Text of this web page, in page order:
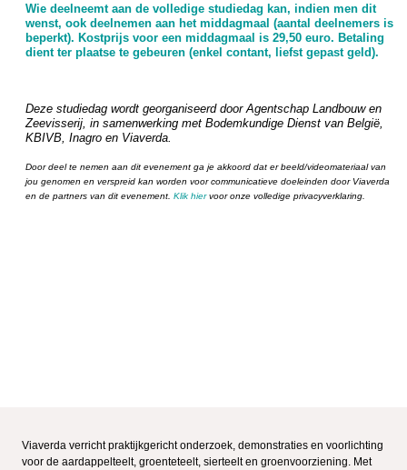
Wie deelneemt aan de volledige studiedag kan, indien men dit
wenst, ook deelnemen aan het middagmaal (aantal deelnemers is
beperkt). Kostprijs voor een middagmaal is 29,50 euro. Betaling
dient ter plaatse te gebeuren (enkel contant, liefst gepast geld).
Deze studiedag wordt georganiseerd door Agentschap Landbouw en
Zeevisserij, in samenwerking met Bodemkundige Dienst van België,
KBIVB, Inagro en Viaverda.
Door deel te nemen aan dit evenement ga je akkoord dat er beeld/videomateriaal van
jou genomen en verspreid kan worden voor communicatieve doeleinden door Viaverda
en de partners van dit evenement. Klik hiervoor onze volledige privacyverklaring.
Viaverda verricht praktijkgericht onderzoek, demonstraties en voorlichting
voor de aardappelteelt, groenteteelt, sierteelt en groenvoorziening. Met